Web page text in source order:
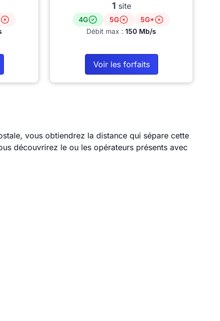
1 site
4G 5G
5G+
Débit max : 150 Mb/s
Voir les forfaits
vous obtiendrez la distance qui sépare cette
découvrirez le ou les opérateurs présents avec